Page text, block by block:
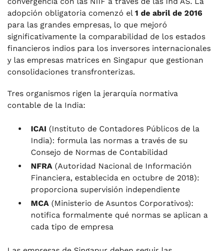
adopción obligatoria comenzó el 1 de abril de 2016
para las grandes empresas, lo que mejoró
significativamente la comparabilidad de los estados
financieros indios para los inversores internacionales
y las empresas matrices en Singapur que gestionan
consolidaciones transfronterizas.
Tres organismos rigen la jerarquía normativa
contable de la India:
ICAI (Instituto de Contadores Públicos de la
India): formula las normas a través de su
Consejo de Normas de Contabilidad
NFRA (Autoridad Nacional de Información
Financiera, establecida en octubre de 2018):
proporciona supervisión independiente
MCA (Ministerio de Asuntos Corporativos):
notifica formalmente qué normas se aplican a
cada tipo de empresa